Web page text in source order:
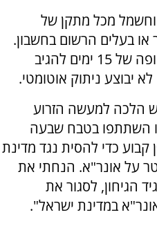
וחשמל מכל מתקן של
או בעלים הרשום בחשבון.
בשלב זה ניתנה לאונר"א תקופה של 15 ימים להגיב
יבוצע ניתוק אוטומטי.
הלכה למעשה הזרוע
השתתפו בטבח שבעה
קבוע כדי להסית נגד מדינת
על אונר"א. הנחתי את
הגיחון, לסגור את
במדינת ישראל".